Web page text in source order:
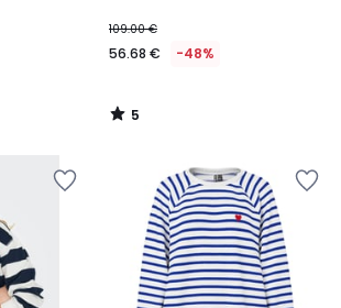
109.00 €
56.68 € -48%
5
/